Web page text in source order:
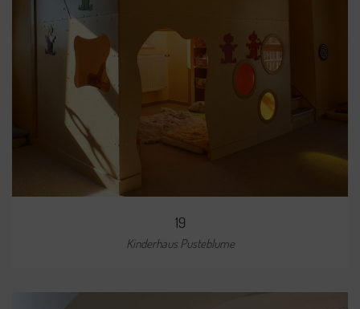
19
Kinderhaus Pusteblume